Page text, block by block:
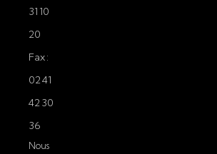
31 10
20
Fax :
02 41
42 30
36
Nous